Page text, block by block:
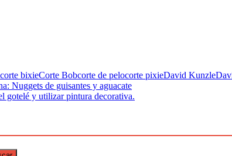
corte bixieCorte Bobcorte de pelocorte pixieDavid Kunzle
Nuggets de guisantes y aguacate
gotelé y utilizar pintura decorativa.